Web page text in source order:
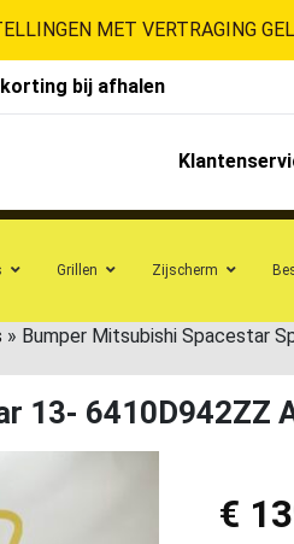
MET VERTRAGING
korting bij afhalen
Grillen Zijscherm
» Bumper Mitsubishi Spacestar
13- 6410D942ZZ
€